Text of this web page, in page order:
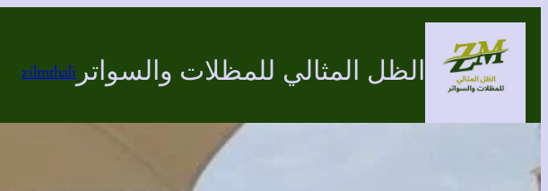
تخطى
المحتوى
الظل المثالي للمظلات والسواترzilmthali